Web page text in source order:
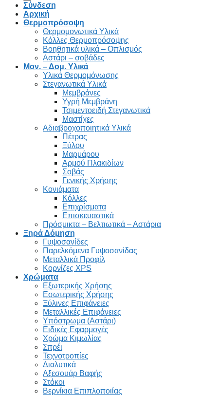
Σύνδεση
Αρχική
Θερμοπρόσοψη
Θερμομονωτικά Υλικά
Κόλλες Θερμοπρόσοψης
Βοηθητικά υλικά – Οπλισμός
Αστάρι – σοβάδες
Μον. – Δομ. Υλικά
Υλικά Θερμομόνωσης
Στεγανωτικά Υλικά
Μεμβράνες
Υγρή Μεμβράνη
Τσιμεντοειδή Στεγανωτικά
Μαστίχες
Αδιαβροχοποιητικά Υλικά
Πέτρας
Ξύλου
Μαρμάρου
Αρμού Πλακιδίων
Σοβάς
Γενικής Χρήσης
Κονιάματα
Κόλλες
Επιχρίσματα
Επισκευαστικά
Πρόσμικτα – Βελτιωτικά – Αστάρια
Ξηρά Δόμηση
Γυψοσανίδες
Παρελκόμενα Γυψοσανίδας
Μεταλλικά Προφίλ
Κορνίζες XPS
Χρώματα
Εξωτερικής Χρήσης
Εσωτερικής Χρήσης
Ξύλινες Επιφάνειες
Μεταλλικές Επιφάνειες
Υπόστρωμα (Αστάρι)
Ειδικές Εφαρμογές
Χρώμα Κιμωλίας
Σπρέι
Τεχνοτροπίες
Διαλυτικά
Αξεσουάρ Βαφής
Στόκοι
Βερνίκια Επιπλοποιίας